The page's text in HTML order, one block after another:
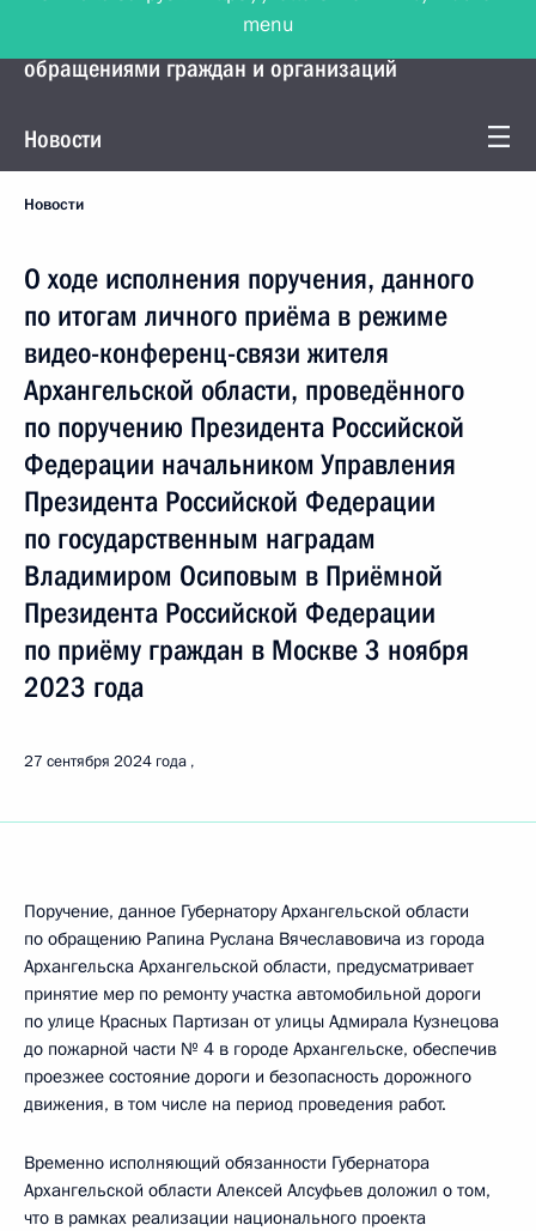
Управление Президента по работе с
обращениями граждан и организаций
Новости
Новости
О ходе исполнения поручения, данного
по итогам личного приёма в режиме
видео-конференц-связи жителя
Архангельской области, проведённого
по поручению Президента Российской
Федерации начальником Управления
Президента Российской Федерации
по государственным наградам
Владимиром Осиповым в Приёмной
Президента Российской Федерации
по приёму граждан в Москве 3 ноября
2023 года
27 сентября 2024 года
Поручение, данное Губернатору Архангельской области
по обращению Рапина Руслана Вячеславовича из города
Архангельска Архангельской области, предусматривает
принятие мер по ремонту участка автомобильной дороги
по улице Красных Партизан от улицы Адмирала Кузнецова
до пожарной части № 4 в городе Архангельске, обеспечив
проезжее состояние дороги и безопасность дорожного
движения, в том числе на период проведения работ.
Временно исполняющий обязанности Губернатора
Архангельской области Алексей Алсуфьев доложил о том,
что в рамках реализации национального проекта
menu